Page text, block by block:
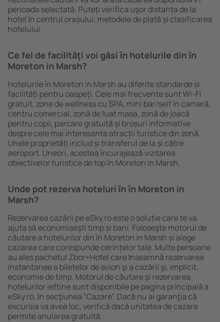
perioada selectată. Puteți verifica uşor distanța de la
hotel ȋn centrul orașului, metodele de plată și clasificarea
hotelului.
Ce fel de facilităţi voi găsi ȋn hotelurile din în
Moreton in Marsh?
Hotelurile în Moreton in Marsh au diferite standarde și
facilități pentru oaspeți. Cele mai frecvente sunt Wi-Fi
gratuit, zone de wellness cu SPA, mini bar/seif în cameră,
centru comercial, zonă de luat masa, zonă de joacă
pentru copii, parcare gratuită și broșuri informative
despre cele mai interesante atracții turistice din zonă.
Unele proprietăți includ și transferul de la și către
aeroport. Uneori, acestea încurajează vizitarea
obiectivelor turistice de top în Moreton in Marsh.
Unde pot rezerva hoteluri ȋn în Moreton in
Marsh?
Rezervarea cazării pe eSky.ro este o soluție care te va
ajuta să economiseşti timp și bani. Foloseşte motorul de
căutare a hotelurilor din în Moreton in Marsh și alege
cazarea care corespunde cerințelor tale. Multe persoane
au ales pachetul Zbor+Hotel care ȋnseamnă rezervarea
instantanee a biletelor de avion şi a cazării şi, implicit,
economie de timp. Motorul de căutare și rezervarea
hotelurilor ieftine sunt disponibile pe pagina principală a
eSky.ro, ȋn secţiunea "Cazare". Dacă nu ai garanţia că
excursia va avea loc, verifică dacă unitatea de cazare
permite anularea gratuită.